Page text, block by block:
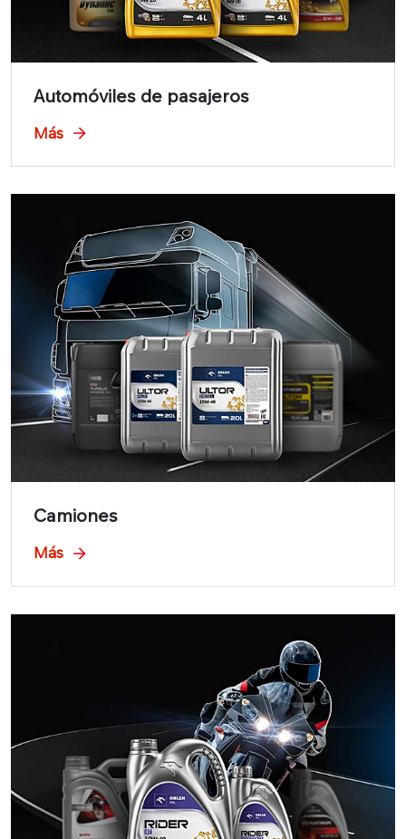
Automóviles de pasajeros
Más
Camiones
Más